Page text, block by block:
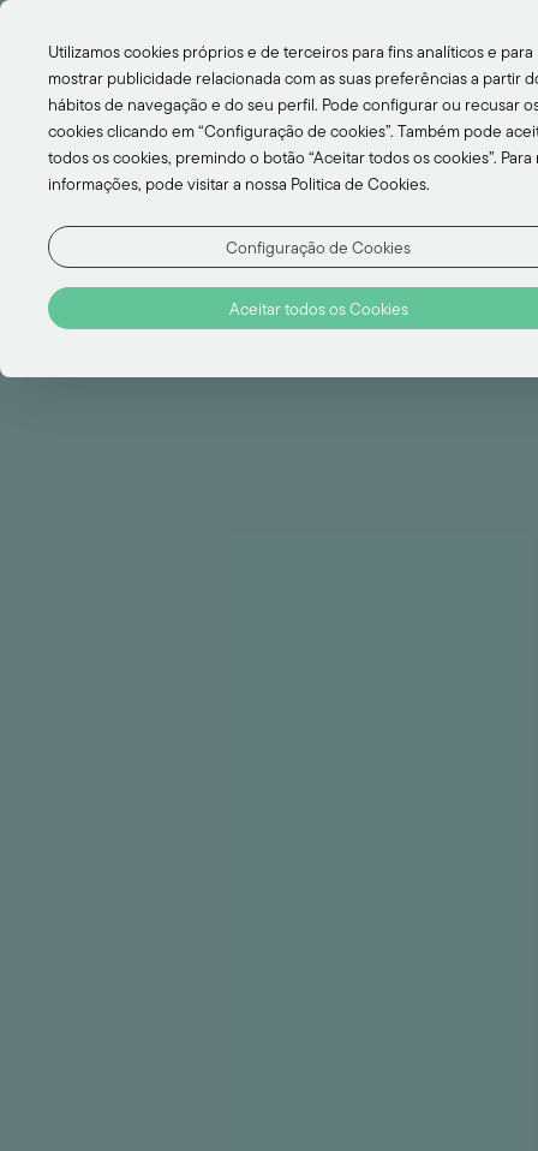
PT
NOVA PESQUISA?
Search
Utilizamos cookies próprios e de terceiros para fins analíticos e para
mostrar publicidade relacionada com as suas preferências a partir
hábitos de navegação e do seu perfil. Pode configurar ou recusar
cookies clicando em “Configuração de cookies”. Também pode
todos os cookies, premindo o botão “Aceitar todos os cookies”. Para
informações, pode visitar a nossa Politica de Cookies.
Configuração de Cookies
Aceitar todos os Cookies